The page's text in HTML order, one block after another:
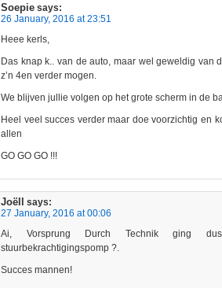
Soepie says:
26 January, 2016 at 23:51
Heee kerls,
Das knap k.. van de auto, maar wel geweldig van
z’n 4en verder mogen.
We blijven jullie volgen op het grote scherm in de
Heel veel succes verder maar doe voorzichtig en
allen
GO GO GO !!!
Joëll says:
27 January, 2016 at 00:06
Ai, Vorsprung Durch Technik ging
stuurbekrachtigingspomp ?.
Succes mannen!